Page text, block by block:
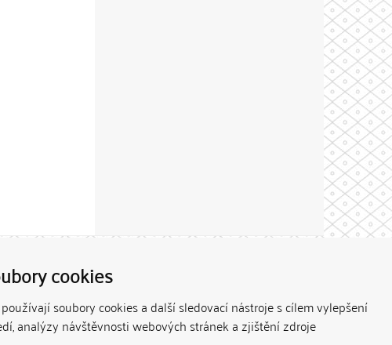
cookies
soubory cookies a další sledovací nástroje s cílem vylepšení
analýzy návštěvnosti webových stránek a zjištění zdroje